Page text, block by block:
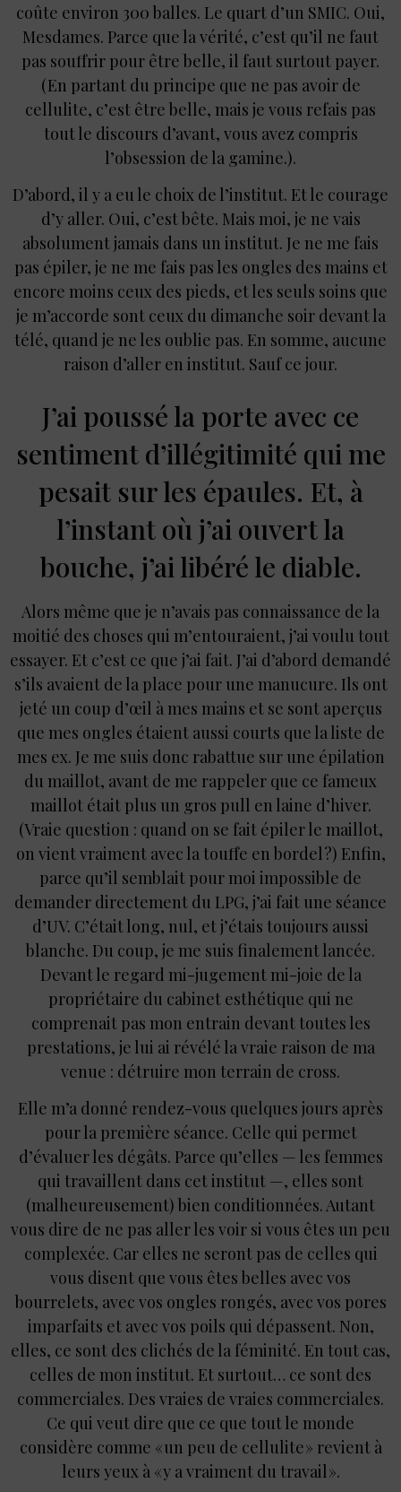
coûte environ 300 balles. Le quart d’un SMIC. Oui,
Mesdames. Parce que la vérité, c’est qu’il ne faut
pas souffrir pour être belle, il faut surtout payer.
(En partant du principe que ne pas avoir de
cellulite, c’est être belle, mais je vous refais pas
tout le discours d’avant, vous avez compris
l’obsession de la gamine.).
D’abord, il y a eu le choix de l’institut. Et le courage
d’y aller. Oui, c’est bête. Mais moi, je ne vais
absolument jamais dans un institut. Je ne me fais
pas épiler, je ne me fais pas les ongles des mains et
encore moins ceux des pieds, et les seuls soins que
je m’accorde sont ceux du dimanche soir devant la
télé, quand je ne les oublie pas. En somme, aucune
raison d’aller en institut. Sauf ce jour.
J’ai poussé la porte avec ce
sentiment d’illégitimité qui me
pesait sur les épaules. Et, à
l’instant où j’ai ouvert la
bouche, j’ai libéré le diable.
Alors même que je n’avais pas connaissance de la
moitié des choses qui m’entouraient, j’ai voulu tout
essayer. Et c’est ce que j’ai fait. J’ai d’abord demandé
s’ils avaient de la place pour une manucure. Ils ont
jeté un coup d’œil à mes mains et se sont aperçus
que mes ongles étaient aussi courts que la liste de
mes ex. Je me suis donc rabattue sur une épilation
du maillot, avant de me rappeler que ce fameux
maillot était plus un gros pull en laine d’hiver.
(Vraie question : quand on se fait épiler le maillot,
on vient vraiment avec la touffe en bordel ?) Enfin,
parce qu’il semblait pour moi impossible de
demander directement du LPG, j’ai fait une séance
d’UV. C’était long, nul, et j’étais toujours aussi
blanche. Du coup, je me suis finalement lancée.
Devant le regard mi-jugement mi-joie de la
propriétaire du cabinet esthétique qui ne
comprenait pas mon entrain devant toutes les
prestations, je lui ai révélé la vraie raison de ma
venue : détruire mon terrain de cross.
Elle m’a donné rendez-vous quelques jours après
pour la première séance. Celle qui permet
d’évaluer les dégâts. Parce qu’elles — les femmes
qui travaillent dans cet institut —, elles sont
(malheureusement) bien conditionnées. Autant
vous dire de ne pas aller les voir si vous êtes un peu
complexée. Car elles ne seront pas de celles qui
vous disent que vous êtes belles avec vos
bourrelets, avec vos ongles rongés, avec vos pores
imparfaits et avec vos poils qui dépassent. Non,
elles, ce sont des clichés de la féminité. En tout cas,
celles de mon institut. Et surtout… ce sont des
commerciales. Des vraies de vraies commerciales.
Ce qui veut dire que ce que tout le monde
considère comme « un peu de cellulite » revient à
leurs yeux à « y a vraiment du travail ».